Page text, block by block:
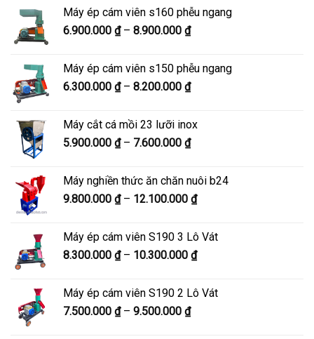
8.500.000 ₫
Máy ép cám viên s160 phễu ngang
6.900.000 ₫ – 8.900.000 ₫Khoảng
từ
6.900.000 ₫
đến
Máy ép cám viên s150 phễu ngang
6.300.000 ₫ – 8.200.000 ₫Khoảng
6.300.000 ₫
đến
Máy cắt cá mồi 23 lưỡi inox
5.900.000 ₫ – 7.600.000 ₫Khoảng
5.900.000 ₫
đến
Máy nghiền thức ăn chăn nuôi b24
9.800.000 ₫ – 12.100.000 ₫Khoảng
9.800.000 ₫
đến
Máy ép cám viên S190 3 Lô Vát
8.300.000 ₫ – 10.300.000 ₫Khoảng
8.300.000 ₫
Máy ép cám viên S190 2 Lô Vát
7.500.000 ₫ – 9.500.000 ₫Khoảng